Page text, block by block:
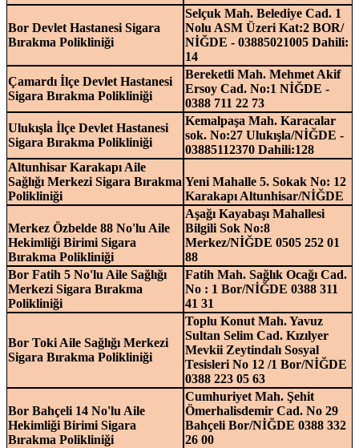
Bor Devlet Hastanesi Sigara
Bırakma Polikliniği
Selçuk Mah. Belediye Cad. 1
Nolu ASM Üzeri Kat:2 BOR/
NİĞDE - 03885021005 Dahili:
14
Çamardı İlçe Devlet Hastanesi
Sigara Bırakma Polikliniği
Bereketli Mah. Mehmet Akif
Ersoy Cad. No:1 NİĞDE -
0388 711 22 73
Ulukışla İlçe Devlet Hastanesi
Sigara Bırakma Polikliniği
Kemalpaşa Mah. Karacalar
sok. No:27 Ulukışla/NİĞDE -
03885112370 Dahili:128
Altunhisar Karakapı Aile
Sağlığı Merkezi Sigara Bırakma
Polikliniği
Yeni Mahalle 5. Sokak No: 12
Karakapı Altunhisar/NİĞDE
Merkez Özbelde 88 No'lu Aile
Hekimliği Birimi Sigara
Bırakma Polikliniği
Aşağı Kayabaşı Mahallesi
Bilgili Sok No:8
Merkez/NİĞDE 0505 252 01
88
Bor Fatih 5 No'lu Aile Sağlığı
Merkezi Sigara Bırakma
Polikliniği
Fatih Mah. Sağlık Ocağı Cad.
No : 1 Bor/NİĞDE 0388 311
41 31
Bor Toki Aile Sağlığı Merkezi
Sigara Bırakma Polikliniği
Toplu Konut Mah. Yavuz
Sultan Selim Cad. Kızılyer
Mevkii Zeytindalı Sosyal
Tesisleri No 12 /1 Bor/NİĞDE
0388 223 05 63
Bor Bahçeli 14 No'lu Aile
Hekimliği Birimi Sigara
Bırakma Polikliniği
Cumhuriyet Mah. Şehit
Ömerhalisdemir Cad. No 29
Bahçeli Bor/NİĞDE 0388 332
26 00